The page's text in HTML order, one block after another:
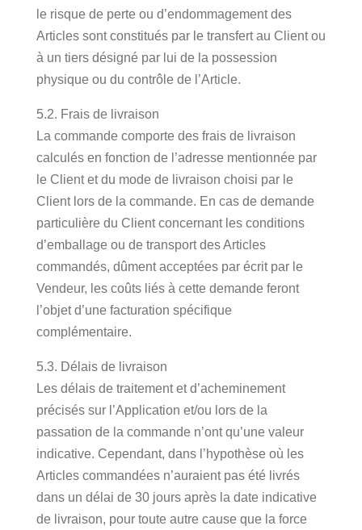
le risque de perte ou d’endommagement des
Articles sont constitués par le transfert au Client ou
à un tiers désigné par lui de la possession
physique ou du contrôle de l’Article.
5.2. Frais de livraison
La commande comporte des frais de livraison
calculés en fonction de l’adresse mentionnée par
le Client et du mode de livraison choisi par le
Client lors de la commande. En cas de demande
particulière du Client concernant les conditions
d’emballage ou de transport des Articles
commandés, dûment acceptées par écrit par le
Vendeur, les coûts liés à cette demande feront
l’objet d’une facturation spécifique
complémentaire.
5.3. Délais de livraison
Les délais de traitement et d’acheminement
précisés sur l’Application et/ou lors de la
passation de la commande n’ont qu’une valeur
indicative. Cependant, dans l’hypothèse où les
Articles commandées n’auraient pas été livrés
dans un délai de 30 jours après la date indicative
de livraison, pour toute autre cause que la force